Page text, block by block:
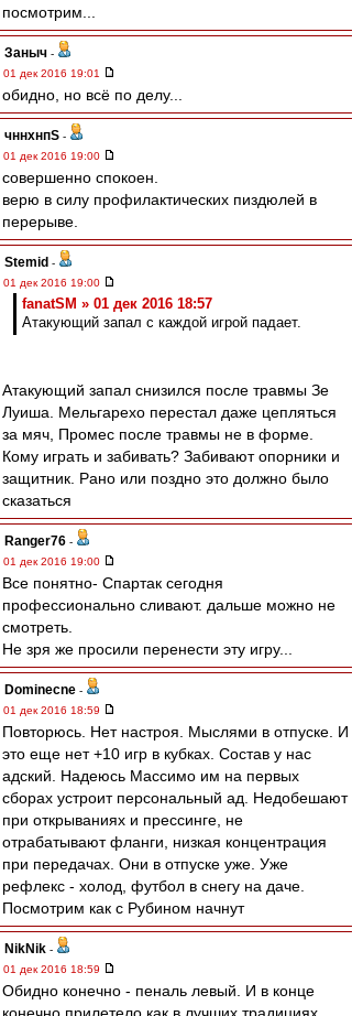
посмотрим...
Заныч -
01 дек 2016 19:01
обидно, но всё по делу...
чннхнпS -
01 дек 2016 19:00
совершенно спокоен.
верю в силу профилактических пиздюлей в
перерыве.
Stemid -
01 дек 2016 19:00
fanatSM » 01 дек 2016 18:57
Атакующий запал с каждой игрой падает.
Атакующий запал снизился после травмы Зе
Луиша. Мельгарехо перестал даже цепляться
за мяч, Промес после травмы не в форме.
Кому играть и забивать? Забивают опорники и
защитник. Рано или поздно это должно было
сказаться
Ranger76 -
01 дек 2016 19:00
Все понятно- Спартак сегодня
профессионально сливают. дальше можно не
смотреть.
Не зря же просили перенести эту игру...
Dominecne -
01 дек 2016 18:59
Повторюсь. Нет настроя. Мыслями в отпуске. И
это еще нет +10 игр в кубках. Состав у нас
адский. Надеюсь Массимо им на первых
сборах устроит персональный ад. Недобешают
при открываниях и прессинге, не
отрабатывают фланги, низкая концентрация
при передачах. Они в отпуске уже. Уже
рефлекс - холод, футбол в снегу на даче.
Посмотрим как с Рубином начнут
NikNik -
01 дек 2016 18:59
Обидно конечно - пеналь левый. И в конце